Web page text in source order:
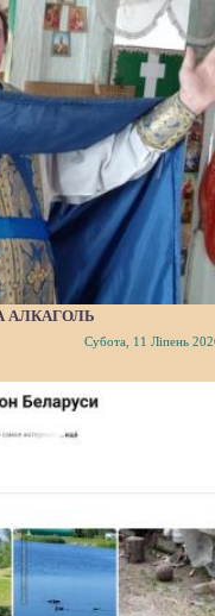
АЛКАГОЛЬ
Субота, 11 Ліпень